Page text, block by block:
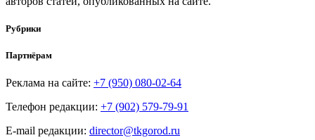
Рубрики
Партнёрам
Реклама на сайте: +7 (950) 080-02-64
Телефон редакции: +7 (902) 579-79-91
E-mail редакции: director@tkgorod.ru